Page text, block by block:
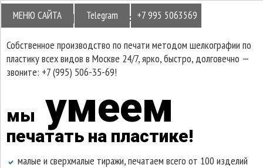
МЕНЮ САЙТА Telegram +7 995 5063569
Шелкография на пластике
Собственное производство по печати методом шелкографии по
пластику всех видов в Москве 24/7, ярко, быстро, долговечно —
звоните: +7 (995) 506-35-69!
мы умеем
печатать на пластике!
малые и сверхмалые тиражи, печатаем всего от 100 изделий